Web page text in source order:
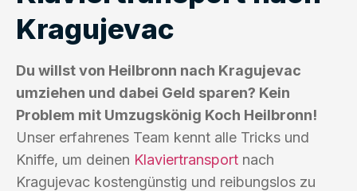
Kragujevac
Du willst von Heilbronn nach Kragujevac
umziehen und dabei Geld sparen? Kein
Problem mit Umzugskönig Koch Heilbronn!
Unser erfahrenes Team kennt alle Tricks und
Kniffe, um deinen Klaviertransport nach
Kragujevac kostengünstig und reibungslos zu